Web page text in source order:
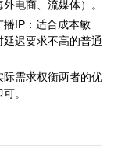
外电商、流媒体）。
播IP‌：适合成本敏
延迟要求不高的普通
际需求权衡两者的优
。